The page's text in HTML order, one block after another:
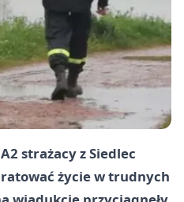
strażacy z Siedlec
życie w trudnych